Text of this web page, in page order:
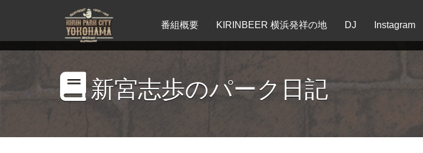
番組概要 KIRINBEER 横浜発祥の地 DJ Instagram
新宮志歩のパーク日記